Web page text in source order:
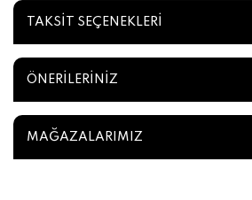
TAKSİT SEÇENEKLERİ
ÖNERİLERİNİZ
MAĞAZALARIMIZ